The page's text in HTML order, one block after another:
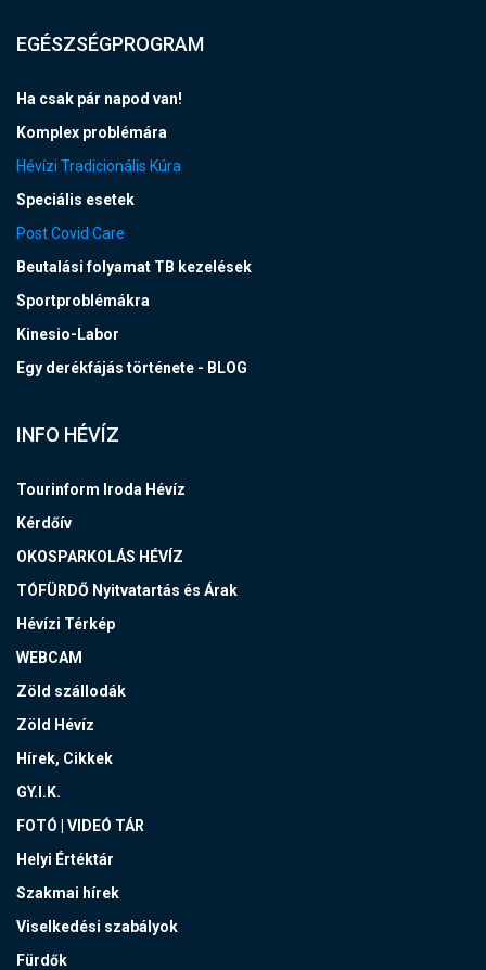
EGÉSZSÉGPROGRAM
Ha csak pár napod van!
Komplex problémára
Hévízi Tradicionális Kúra
Speciális esetek
Post Covid Care
Beutalási folyamat TB kezelések
Sportproblémákra
Kinesio-Labor
Egy derékfájás története - BLOG
INFO HÉVÍZ
Tourinform Iroda Hévíz
Kérdőív
OKOSPARKOLÁS HÉVÍZ
TÓFÜRDŐ Nyitvatartás és Árak
Hévízi Térkép
WEBCAM
Zöld szállodák
Zöld Hévíz
Hírek, Cikkek
GY.I.K.
FOTÓ | VIDEÓ TÁR
Helyi Értéktár
Szakmai hírek
Viselkedési szabályok
Fürdők